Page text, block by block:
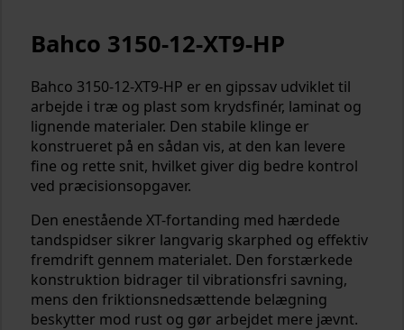
Bahco 3150-12-XT9-HP
Bahco 3150-12-XT9-HP er en gipssav udviklet til
arbejde i træ og plast som krydsfinér, laminat og
lignende materialer. Den stabile klinge er
konstrueret på en sådan vis, at den kan levere
fine og rette snit, hvilket giver dig bedre kontrol
ved præcisionsopgaver.
Den enestående XT-fortanding med hærdede
tandspidser sikrer langvarig skarphed og effektiv
fremdrift gennem materialet. Den forstærkede
konstruktion bidrager til vibrationsfri savning,
mens den friktionsnedsættende belægning
beskytter mod rust og gør arbejdet mere jævnt.